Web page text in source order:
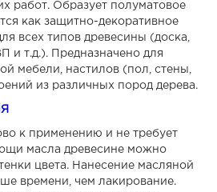
работ. Образует полуматовое
как защитно-декоративное
всех типов древесины (доска,
и т.д.). Предназначено для
мебели, настилов (пол, стены,
из различных пород дерева.
к применению и не требует
масла древесине можно
цвета. Нанесение масляной
времени, чем лакирование.